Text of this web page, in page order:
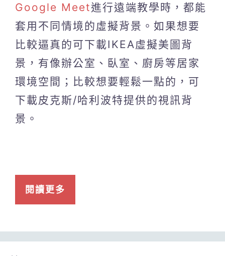
Google Meet進行遠端教學時，都能
套用不同情境的虛擬背景。如果想要
比較逼真的可下載IKEA虛擬美圖背
景，有像辦公室、臥室、廚房等居家
環境空間；比較想要輕鬆一點的，可
下載皮克斯/哈利波特提供的視訊背
景。
閱讀更多